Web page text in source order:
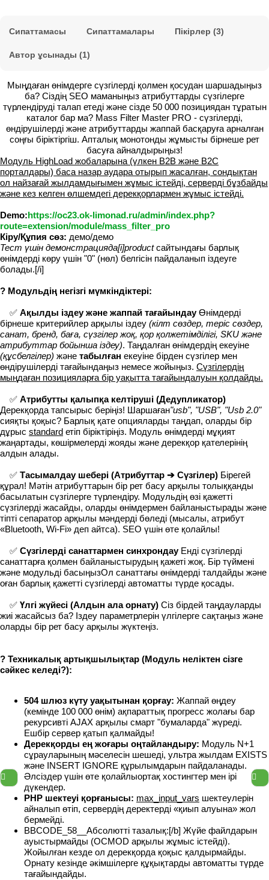
Сипаттамасы Сипаттамалары Пікірлер (3)
Автор ұсынады (1)
Мыңдаған өнімдерге сүзгілерді қолмен қосудан шаршадыңыз
ба? Сіздің SEO маманыңыз атрибуттарды сүзгілерге
түрлендіруді талап етеді және сізде 50 000 позициядан тұратын
каталог бар ма? Mass Filter Master PRO - сүзгілерді,
өндірушілерді және атрибуттарды жаппай басқаруға арналған
соңғы біріктіргіш. Апталық монотонды жұмысты бірнеше рет
басуға айналдырыңыз!
Модуль HighLoad жобаларына (үлкен B2B және B2C
порталдары) баса назар аудара отырып жасалған, сондықтан
ол найзағай жылдамдығымен жұмыс істейді, серверді бұзбайды
және кез келген өлшемдегі дерекқорлармен жұмыс істейді.
Demo:https://oc23.ok-limonad.ru/admin/index.php?
route=extension/module/mass_filter_pro
Кіру/Құпия сөз: демо/демо
Тест үшін демонстрацияда[i]productсайтындағы барлық
өнімдерді көру үшін "0" (нөл) белгісін пайдаланып іздеуге
болады.[/i]
? Модульдің негізгі мүмкіндіктері:
✅ Ақылды іздеу және жаппай тағайындауӨнімдерді
бірнеше критерийлер арқылы іздеу (кілт сөздер, теріс сөздер,
санат, бренд, баға, сүзгілер жоқ, қор қолжетімділігі, SKU және
атрибуттар бойынша іздеу). Таңдалған өнімдердің екеуіне
(құсбелгілер) және табылған екеуіне бірден сүзгілер мен
өндірушілерді тағайындаңыз немесе жойыңыз. Сүзгілердің
мыңдаған позицияларға бір уақытта тағайындалуын қолдайды.
✅ Атрибутты қалыпқа келтіруші (Дедупликатор)
Дерекқорда тапсырыс беріңіз! Шаршаған"usb", "USB", "Usb 2.0"
сияқты қоқыс? Барлық қате опцияларды таңдап, оларды бір
дұрыс standard етіп біріктіріңіз. Модуль өнімдерді мұқият
жаңартады, көшірмелерді жояды және дерекқор қателерінің
алдын алады.
✅ Тасымалдау шебері (Атрибуттар ➔ Сүзгілер) Бірегей
құрал! Мәтін атрибуттарын бір рет басу арқылы толыққанды
басылатын сүзгілерге түрлендіру. Модульдің өзі қажетті
сүзгілерді жасайды, оларды өнімдермен байланыстырады және
тіпті сепаратор арқылы мәндерді бөледі (мысалы, атрибут
«Bluetooth, Wi-Fi» деп айтса). SEO үшін өте қолайлы!
✅ Сүзгілерді санаттармен синхрондауЕнді сүзгілерді
санаттарға қолмен байланыстырудың қажеті жоқ. Бір түймені
және модульді басыңызОл санаттағы өнімдерді талдайды және
оған барлық қажетті сүзгілерді автоматты түрде қосады.
✅ Үлгі жүйесі (Алдын ала орнату) Сіз бірдей таңдауларды
жиі жасайсыз ба? Іздеу параметрлерін үлгілерге сақтаңыз және
оларды бір рет басу арқылы жүктеңіз.
? Техникалық артықшылықтар (Модуль неліктен сізге
сәйкес келеді?):
504 шлюз күту уақытынан қорғау: Жаппай өңдеу
(кемінде 100 000 өнім) ақпараттық прогресс жолағы бар
рекурсивті AJAX арқылы смарт "бумаларда" жүреді.
Ешбір сервер қатып қалмайды!
Дерекқорды ең жоғары оңтайландыру: Модуль N+1
сұрауларының мәселесін шешеді, ультра жылдам EXISTS
және INSERT IGNORE құрылымдарын пайдаланады.
Әлсіздер үшін өте қолайлыортақ хостингтер мен ірі
дүкендер.
PHP шектеуі қорғанысы: max_input_vars шектеулерін
айналып өтіп, сервердің деректерді «қиып алуына» жол
бермейді.
BBCODE_58__Абсолютті тазалық:[/b] Жүйе файлдарын
ауыстырмайды (OCMOD арқылы жұмыс істейді).
Жойылған кезде ол дерекқорда қоқыс қалдырмайды.
Орнату кезінде әкімшілерге құқықтарды автоматты түрде
тағайындайды.